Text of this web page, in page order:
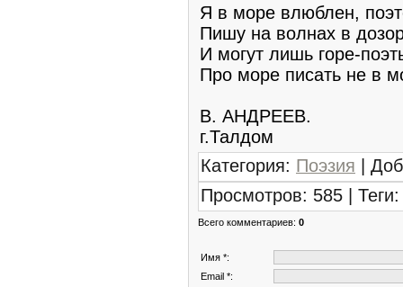
Я в море влюблен,
Пишу на волнах в
И могут лишь горе-
Про море писать не в
В. АНДРЕЕВ.
г.Талдом
Категория: Поэзия |
Просмотров: 585 | Теги:
Всего комментариев: 0
Имя *:
Email *: